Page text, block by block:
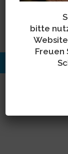
Copyright
bitte
Freuen